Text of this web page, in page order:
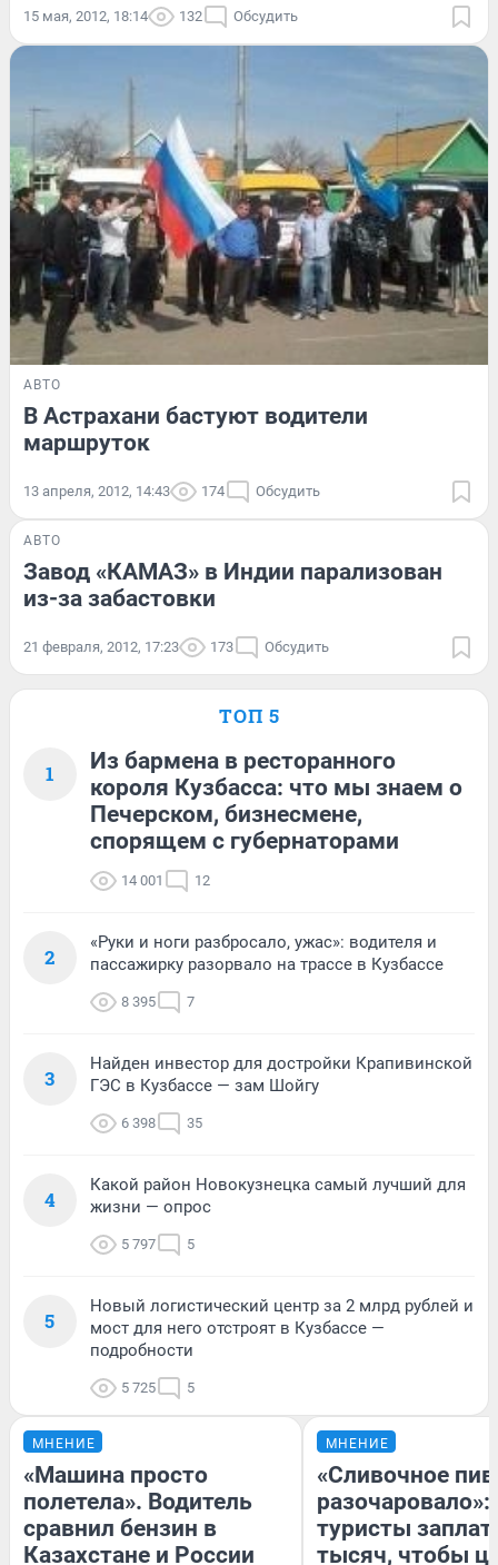
15 мая, 2012, 18:14 132 Обсудить
АВТО
В Астрахани бастуют водители
маршруток
13 апреля, 2012, 14:43 174 Обсудить
АВТО
Завод «КАМАЗ» в Индии парализован
из-за забастовки
21 февраля, 2012, 17:23 173 Обсудить
ТОП 5
1
Из бармена в ресторанного
короля Кузбасса: что мы знаем о
Печерском, бизнесмене,
спорящем с губернаторами
14 001 12
2
«Руки и ноги разбросало, ужас»: водителя и
пассажирку разорвало на трассе в Кузбассе
8 395 7
3
Найден инвестор для достройки Крапивинской
ГЭС в Кузбассе — зам Шойгу
6 398 35
4
Какой район Новокузнецка самый лучший для
жизни — опрос
5 797 5
5
Новый логистический центр за 2 млрд рублей и
мост для него отстроят в Кузбассе —
подробности
5 725 5
МНЕНИЕ
«Машина просто
полетела». Водитель
сравнил бензин в
Казахстане и России
МНЕНИЕ
«Сливочное
разочаровало»:
туристы
тысяч, чтобы